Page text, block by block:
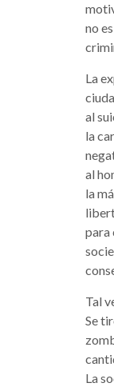
no
La
al
la
al
la
para
Tal
Se
La